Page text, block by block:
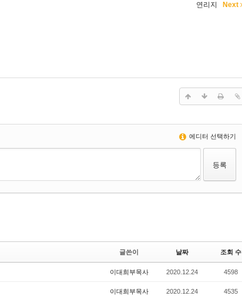
연리지 Next
에디터 선택하기
글쓴이 날짜 조회 수
이대희부목사 2020.12.24 4598
이대희부목사 2020.12.24 4535